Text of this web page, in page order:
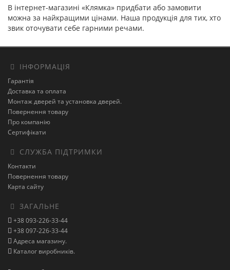
В інтернет-магазині «Клямка» придбати або замовити
можна за найкращими цінами. Наша продукція для тих, хто
звик оточувати себе гарними речами.
ІНФОРМАЦІЯ
Гарантія
Доставка та оплата
Монтаж дверей та установка дверей.
Повернення товару
Про компанію
Сертифікати
СЛУЖБА ПІДТРИМКИ
Контакти
Повернення товару
Карта сайту
ЗАГАЛЬНЕ
+38 093-226-33-44
+38 097-226-33-44
Адреса магазину.
Каталог виробників.